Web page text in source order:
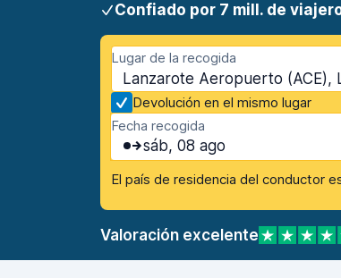
Confiado por 7 mill. de
Lugar de la recogida
Lanzarote Aeropuerto (ACE),
Devolución en el mismo lugar
Fecha recogida
sáb, 08 ago
El país de residencia del conductor
Valoración excelente